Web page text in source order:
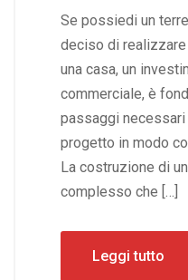
Se possiedi un
deciso di
una casa, un
commerciale, è
passaggi
progetto in modo
La costruzione di
complesso che […]
Leggi tutto